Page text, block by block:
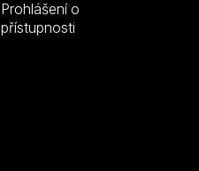
Prohlášení o
přístupnosti